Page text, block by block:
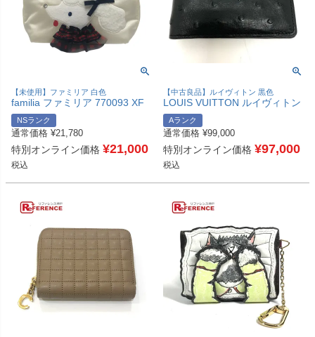
【未使用】ファミリア 白色
familia ファミリア 770093 XF
Bibiy×ファミリア ビビィコラボ
ミニバッグ カバン プードル チ
ェック カバン ハンドバッグ ナ
イロン レディース ホワイト 未
使用 【中古】
NSランク
通常価格 ¥21,780
特別オンライン価格 ¥21,000
税込
【中古良品】ルイヴィトン 黒色
LOUIS VUITTON ルイヴィトン
小物 ポルトフォイユ ミュルテ
ィプル 札入れ/サイフ 2つ折り
財布 オーストリッチ メンズ ブ
ラック 【中古】
Aランク
通常価格 ¥99,000
特別オンライン価格 ¥97,000
税込